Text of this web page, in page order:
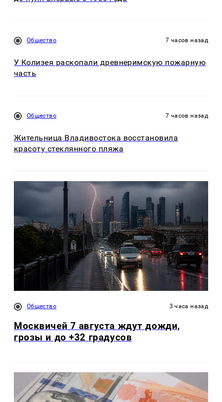
Общество 7 часов назад
У Колизея раскопали древнеримскую пожарную
часть
Общество 7 часов назад
Жительница Владивостока восстановила
красоту стеклянного пляжа
Общество 3 часа назад
Москвичей 7 августа ждут дожди,
грозы и до +32 градусов